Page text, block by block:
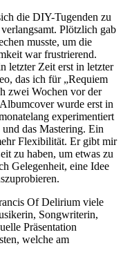
die DIY-Tugenden zu
Plötzlich gab
musste, um die
war frustrierend.
letzter Zeit erst in letzter
das ich für „Requiem
zwei Wochen vor der
wurde erst in
experimentiert
das Mastering. Ein
Flexibilität. Er gibt mir
zu haben, um etwas zu
Gelegenheit, eine Idee
Of Delirium viele
Songwriterin,
Präsentation
welche am